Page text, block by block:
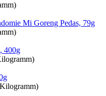
Mi Goreng Pedas, 79g
400g